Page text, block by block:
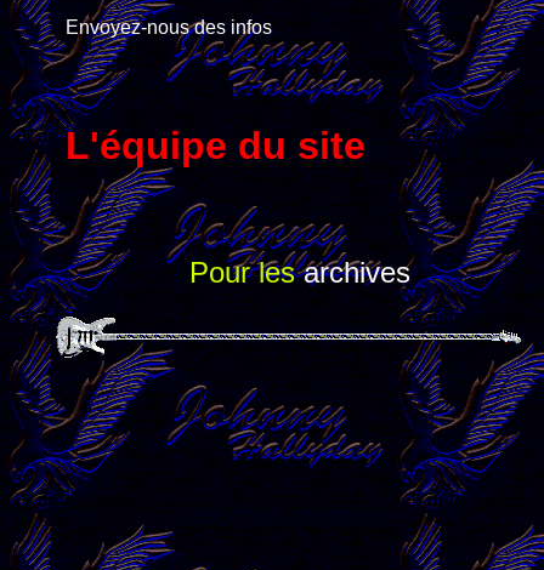
Envoyez-nous des infos
L'équipe du site
Pour lesarchives